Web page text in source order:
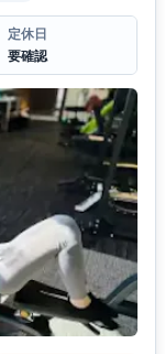
定休日
要確認